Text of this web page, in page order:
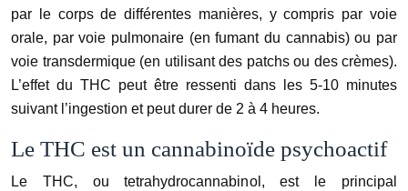
par le corps de différentes manières, y compris par voie
orale, par voie pulmonaire (en fumant du cannabis) ou par
voie transdermique (en utilisant des patchs ou des crèmes).
L’effet du THC peut être ressenti dans les 5-10 minutes
suivant l’ingestion et peut durer de 2 à 4 heures.
Le THC est un cannabinoïde psychoactif
Le THC, ou tetrahydrocannabinol, est le principal